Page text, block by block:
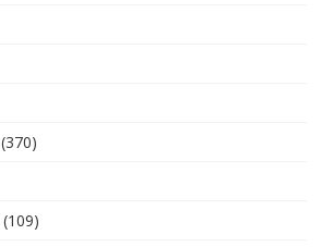
(370)
(109)